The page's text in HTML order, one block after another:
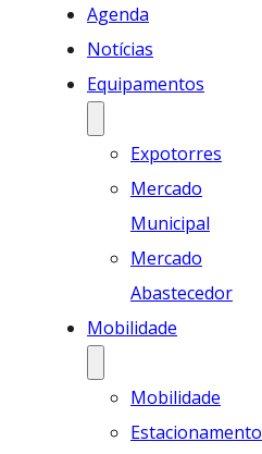
Agenda
Notícias
Equipamentos
Expotorres
Mercado
Municipal
Mercado
Abastecedor
Mobilidade
Mobilidade
Estacionamento